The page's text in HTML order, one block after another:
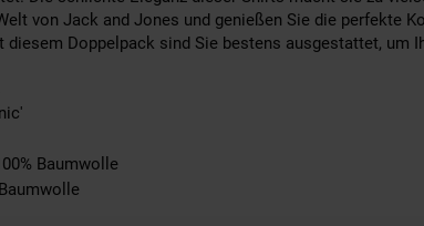
von Jack and Jones und genießen Sie die perfekte
Doppelpack sind Sie bestens ausgestattet, um
Baumwolle